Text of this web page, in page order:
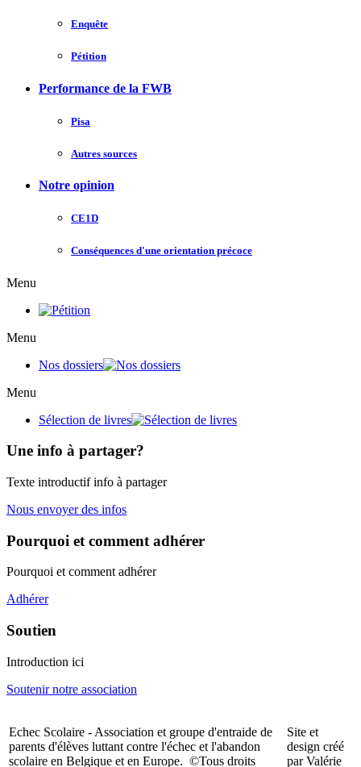
Enquête
Pétition
Performance de la FWB
Pisa
Autres sources
Notre opinion
CE1D
Conséquences d'une orientation précoce
Menu
Menu
Nos dossiers
Menu
Sélection de livres
Une info à partager?
Texte introductif info à partager
Nous envoyer des infos
Pourquoi et comment adhérer
Pourquoi et comment adhérer
Adhérer
Soutien
Introduction ici
Soutenir notre association
Echec Scolaire - Association et groupe d'entraide de
parents d'élèves luttant contre l'échec et l'abandon
scolaire en Belgique et en Europe. ©Tous droits
Site et
design créé
par Valérie